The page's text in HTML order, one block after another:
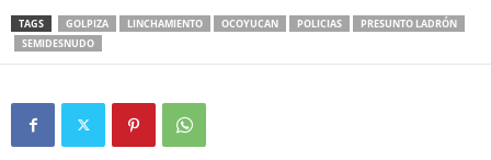
TAGS GOLPIZA LINCHAMIENTO OCOYUCAN POLICIAS
PRESUNTO LADRÓN
SEMIDESNUDO